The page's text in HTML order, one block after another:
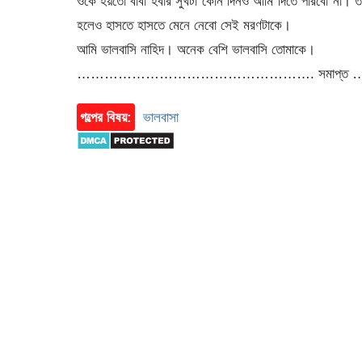
হলেও হাসতে হাসতে মেনে নেবো সেই মরণটাকে।
আমি ভালবাসি নাহিদ। অনেক বেশি ভালবাসি তোমাকে।
…………………………………………….
গল্পের বিষয়: ভালবাসা